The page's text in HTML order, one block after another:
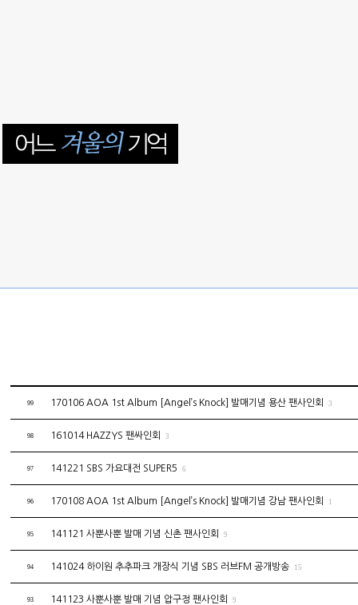
99 170106 AOA 1st Album [Angel’s Knock] 발매기념 용산 팬사인회 3
98 161014 HAZZYS 팬싸인회 3
97 141221 SBS 가요대전 SUPER5 6
96 170108 AOA 1st Album [Angel’s Knock] 발매기념 강남 팬사인회 1
95 141121 사뿐사뿐 발매 기념 신촌 팬사인회 9
94 141024 하이원 추추파크 개장식 기념 SBS 러브FM 공개방송 15
93 141123 사뿐사뿐 발매 기념 압구정 팬사인회 9